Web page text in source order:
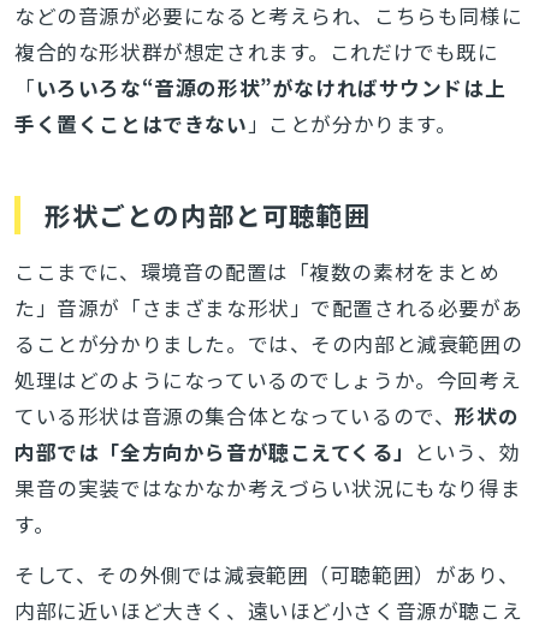
などの音源が必要になると考えられ、こちらも同様に
複合的な形状群が想定されます。これだけでも既に
「いろいろな“音源の形状”がなければサウンドは上
手く置くことはできない」ことが分かります。
形状ごとの内部と可聴範囲
ここまでに、環境音の配置は「複数の素材をまとめ
た」音源が「さまざまな形状」で配置される必要があ
ることが分かりました。では、その内部と減衰範囲の
処理はどのようになっているのでしょうか。今回考え
ている形状は音源の集合体となっているので、形状の
内部では「全方向から音が聴こえてくる」 という、効
果音の実装ではなかなか考えづらい状況にもなり得ま
す。
そして、その外側では減衰範囲（可聴範囲）があり、
内部に近いほど大きく、遠いほど小さく音源が聴こえ